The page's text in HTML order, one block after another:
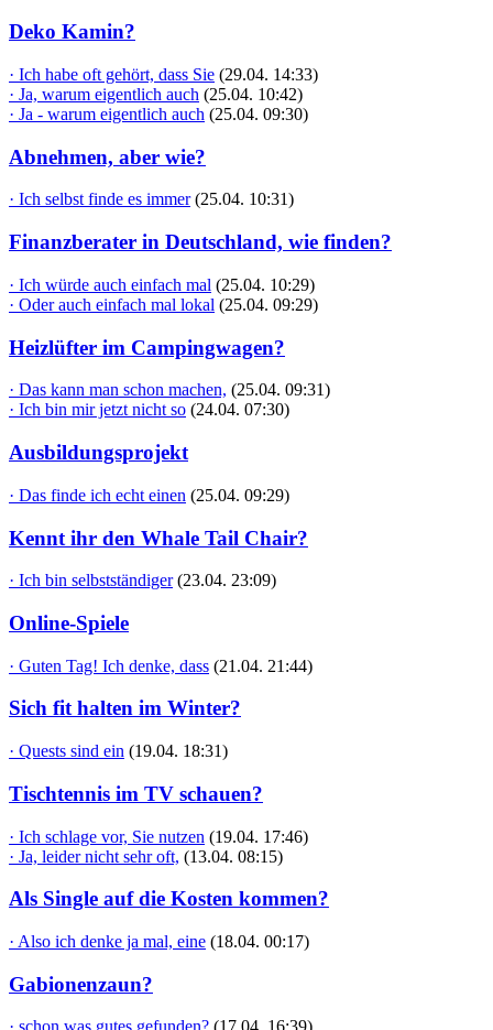
Deko Kamin?
· Ich habe oft gehört, dass Sie (29.04. 14:33)
· Ja, warum eigentlich auch (25.04. 10:42)
· Ja - warum eigentlich auch (25.04. 09:30)
Abnehmen, aber wie?
· Ich selbst finde es immer (25.04. 10:31)
Finanzberater in Deutschland, wie finden?
· Ich würde auch einfach mal (25.04. 10:29)
· Oder auch einfach mal lokal (25.04. 09:29)
Heizlüfter im Campingwagen?
· Das kann man schon machen, (25.04. 09:31)
· Ich bin mir jetzt nicht so (24.04. 07:30)
Ausbildungsprojekt
· Das finde ich echt einen (25.04. 09:29)
Kennt ihr den Whale Tail Chair?
· Ich bin selbstständiger (23.04. 23:09)
Online-Spiele
· Guten Tag! Ich denke, dass (21.04. 21:44)
Sich fit halten im Winter?
· Quests sind ein (19.04. 18:31)
Tischtennis im TV schauen?
· Ich schlage vor, Sie nutzen (19.04. 17:46)
· Ja, leider nicht sehr oft, (13.04. 08:15)
Als Single auf die Kosten kommen?
· Also ich denke ja mal, eine (18.04. 00:17)
Gabionenzaun?